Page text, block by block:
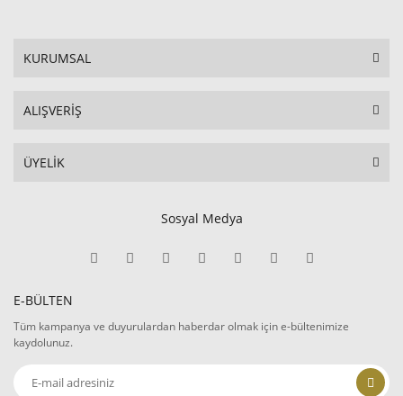
KURUMSAL
ALIŞVERİŞ
ÜYELİK
Sosyal Medya
E-BÜLTEN
Tüm kampanya ve duyurulardan haberdar olmak için e-bültenimize
kaydolunuz.